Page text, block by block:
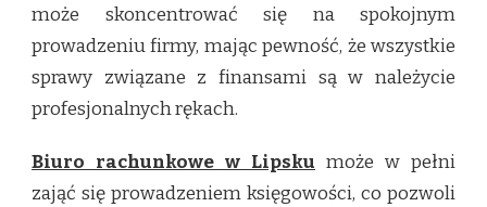
może skoncentrować się na spokojnym
prowadzeniu firmy, mając pewność, że wszystkie
sprawy związane z finansami są w należycie
profesjonalnych rękach.
Biuro rachunkowe w Lipsku może w pełni
zająć się prowadzeniem księgowości, co pozwoli